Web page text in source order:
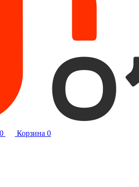
0 Корзина 0